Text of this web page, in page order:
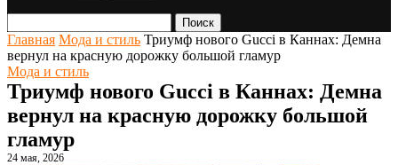
Поиск
Главная Мода и стиль Триумф нового Gucci в Каннах: Демна
вернул на красную дорожку большой гламур
Мода и стиль
Триумф нового Gucci в Каннах: Демна
вернул на красную дорожку большой
гламур
24 мая, 2026